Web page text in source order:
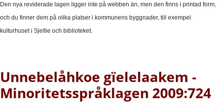
Den nya reviderade lagen ligger inte på webben än, men den finns i printad form,
och du finner dem på olika platser i kommunens byggnader, till exempel
kulturhuset i Sjeltie och biblioteket.
Unnebelåhkoe gïelelaakem -
Minoritetsspråklagen 2009:724